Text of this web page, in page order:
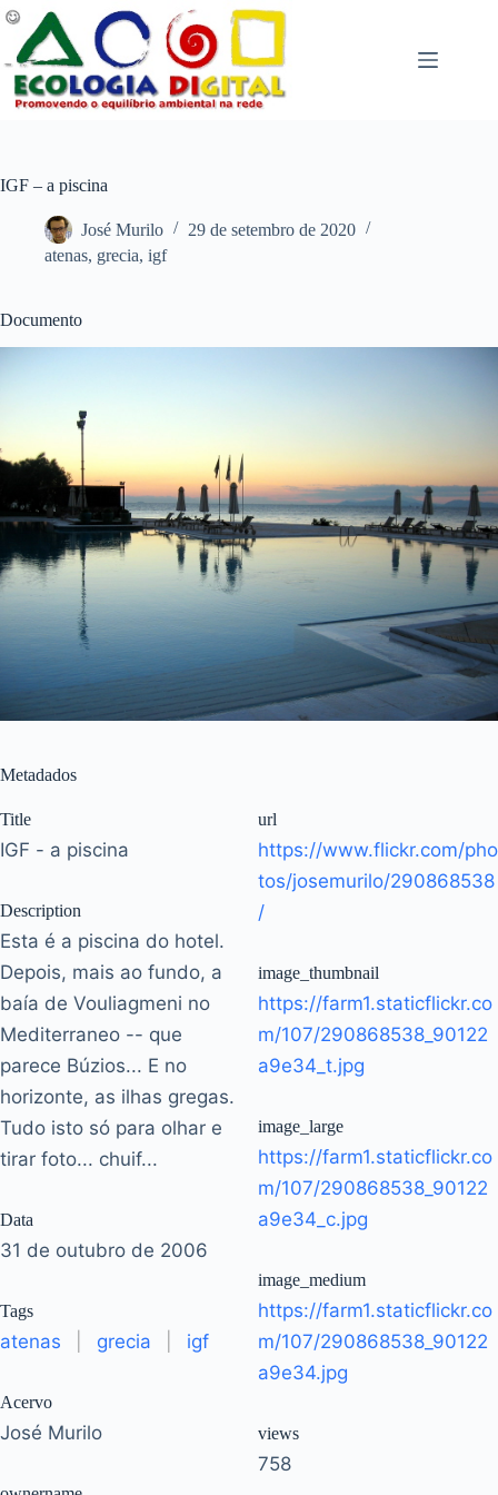
Pular
para
conteúdo
IGF – a piscina
José Murilo
29 de setembro de 2020
atenas, grecia, igf
Documento
Metadados
Title
IGF - a piscina
Description
Esta é a piscina do hotel.
Depois, mais ao fundo, a
baía de Vouliagmeni no
Mediterraneo -- que
parece Búzios... E no
horizonte, as ilhas gregas.
Tudo isto só para olhar e
tirar foto... chuif...
Data
31 de outubro de 2006
Tags
atenas grecia igf
Acervo
José Murilo
url
https://www.flickr.com/pho
tos/josemurilo/290868538
/
image_thumbnail
https://farm1.staticflickr.co
m/107/290868538_90122
a9e34_t.jpg
image_large
https://farm1.staticflickr.co
m/107/290868538_90122
a9e34_c.jpg
image_medium
https://farm1.staticflickr.co
m/107/290868538_90122
a9e34.jpg
views
758